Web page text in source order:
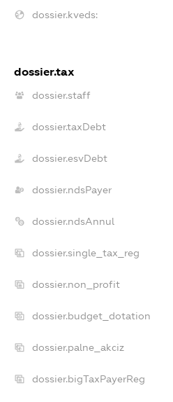
dossier.kveds:
dossier.tax
dossier.staff
dossier.taxDebt
dossier.esvDebt
dossier.ndsPayer
dossier.ndsAnnul
dossier.single_tax_reg
dossier.non_profit
dossier.budget_dotation
dossier.palne_akciz
dossier.bigTaxPayerReg